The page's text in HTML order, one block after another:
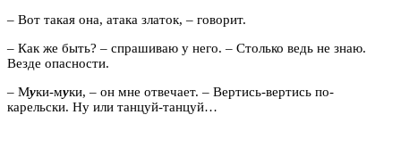
– Вот такая она, атака златок, – говорит.
– Как же быть? – спрашиваю у него. – Столько ведь не знаю.
Везде опасности.
– Муки-муки, – он мне отвечает. – Вертись-вертись по-
карельски. Ну или танцуй-танцуй…